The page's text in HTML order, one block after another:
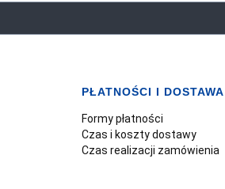
PŁATNOŚCI I DOSTAWA
Formy płatności
Czas i koszty dostawy
Czas realizacji zamówienia